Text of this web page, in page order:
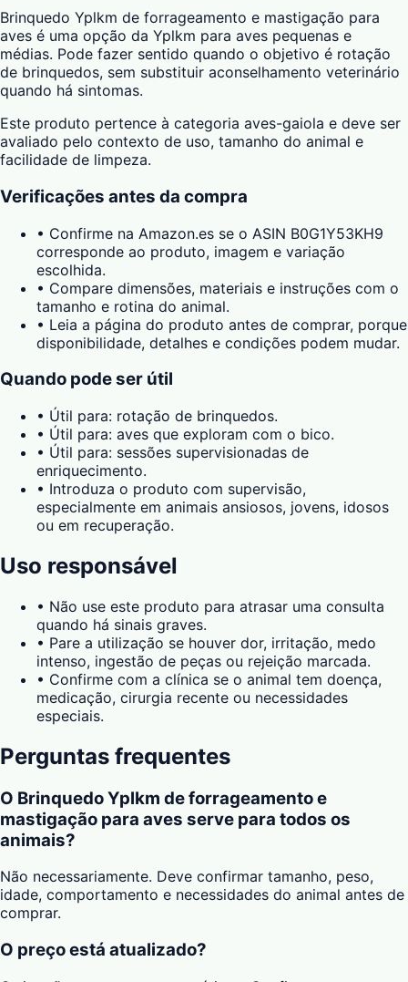
Brinquedo Yplkm de forrageamento e mastigação para
aves é uma opção da Yplkm para aves pequenas e
médias. Pode fazer sentido quando o objetivo é rotação
de brinquedos, sem substituir aconselhamento veterinário
quando há sintomas.
Este produto pertence à categoria aves-gaiola e deve ser
avaliado pelo contexto de uso, tamanho do animal e
facilidade de limpeza.
Verificações antes da compra
• Confirme na Amazon.es se o ASIN B0G1Y53KH9
corresponde ao produto, imagem e variação
escolhida.
• Compare dimensões, materiais e instruções com o
tamanho e rotina do animal.
• Leia a página do produto antes de comprar, porque
disponibilidade, detalhes e condições podem mudar.
Quando pode ser útil
• Útil para: rotação de brinquedos.
• Útil para: aves que exploram com o bico.
• Útil para: sessões supervisionadas de
enriquecimento.
• Introduza o produto com supervisão,
especialmente em animais ansiosos, jovens, idosos
ou em recuperação.
Uso responsável
• Não use este produto para atrasar uma consulta
quando há sinais graves.
• Pare a utilização se houver dor, irritação, medo
intenso, ingestão de peças ou rejeição marcada.
• Confirme com a clínica se o animal tem doença,
medicação, cirurgia recente ou necessidades
especiais.
Perguntas frequentes
O Brinquedo Yplkm de forrageamento e
mastigação para aves serve para todos os
animais?
Não necessariamente. Deve confirmar tamanho, peso,
idade, comportamento e necessidades do animal antes de
comprar.
O preço está atualizado?